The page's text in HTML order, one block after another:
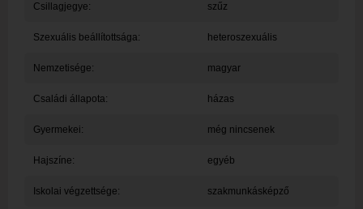
Csillagjegye: szűz
Szexuális beállítottsága: heteroszexuális
Nemzetisége: magyar
Családi állapota: házas
Gyermekei: még nincsenek
Hajszíne: egyéb
Iskolai végzettsége: szakmunkásképző